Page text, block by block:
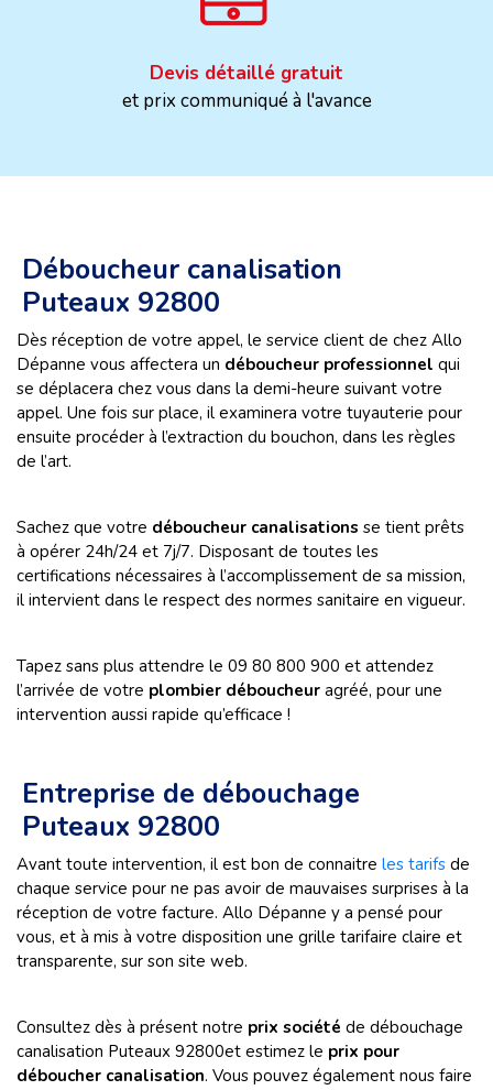
Devis détaillé gratuit
et prix communiqué à l'avance
Déboucheur canalisation
Puteaux 92800
Dès réception de votre appel, le service client de chez Allo
Dépanne vous affectera un déboucheur professionnel qui
se déplacera chez vous dans la demi-heure suivant votre
appel. Une fois sur place, il examinera votre tuyauterie pour
ensuite procéder à l’extraction du bouchon, dans les règles
de l’art.
Sachez que votre déboucheur canalisations se tient prêts
à opérer 24h/24 et 7j/7. Disposant de toutes les
certifications nécessaires à l’accomplissement de sa mission,
il intervient dans le respect des normes sanitaire en vigueur.
Tapez sans plus attendre le 09 80 800 900 et attendez
l’arrivée de votre plombier déboucheur agréé, pour une
intervention aussi rapide qu’efficace !
Entreprise de débouchage
Puteaux 92800
Avant toute intervention, il est bon de connaitre les tarifs de
chaque service pour ne pas avoir de mauvaises surprises à la
réception de votre facture. Allo Dépanne y a pensé pour
vous, et à mis à votre disposition une grille tarifaire claire et
transparente, sur son site web.
Consultez dès à présent notre prix société de débouchage
canalisation Puteaux 92800et estimez le prix pour
déboucher canalisation. Vous pouvez également nous faire